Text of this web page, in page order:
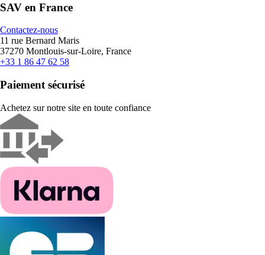
SAV en France
Contactez-nous
11 rue Bernard Maris
37270 Montlouis-sur-Loire, France
+33 1 86 47 62 58
Paiement sécurisé
Achetez sur notre site en toute confiance